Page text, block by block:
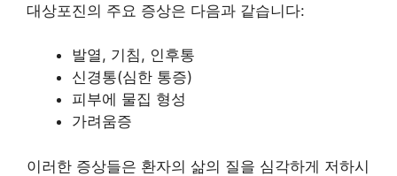
대상포진의 주요 증상은 다음과 같습니다:
발열, 기침, 인후통
신경통(심한 통증)
피부에 물집 형성
가려움증
이러한 증상들은 환자의 삶의 질을 심각하게 저하시